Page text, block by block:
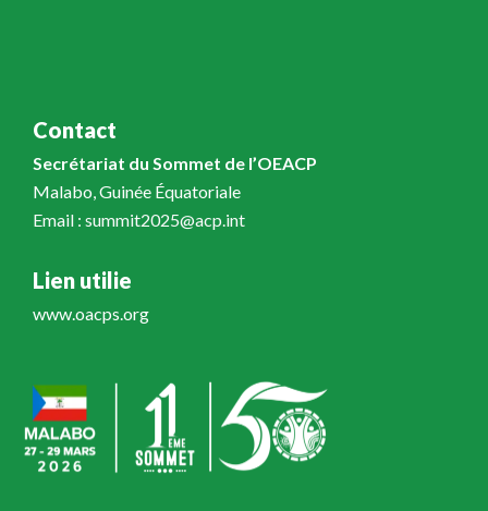
Contact
Secrétariat du Sommet de l’OEACP
Malabo, Guinée Équatoriale
Email : summit2025@acp.int
Lien utilie
www.oacps.org